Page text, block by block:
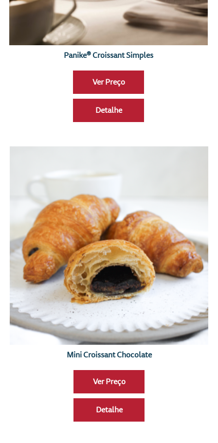
Panike® Croissant Simples
Ver Preço
Detalhe
Mini Croissant Chocolate
Ver Preço
Detalhe